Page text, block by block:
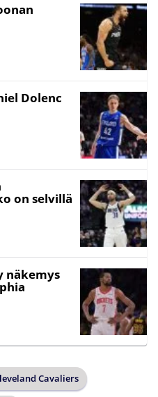
Dolenc
on selvillä
näkemys
Cavaliers